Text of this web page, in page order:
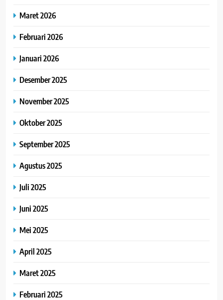
Maret 2026
Februari 2026
Januari 2026
Desember 2025
November 2025
Oktober 2025
September 2025
Agustus 2025
Juli 2025
Juni 2025
Mei 2025
April 2025
Maret 2025
Februari 2025